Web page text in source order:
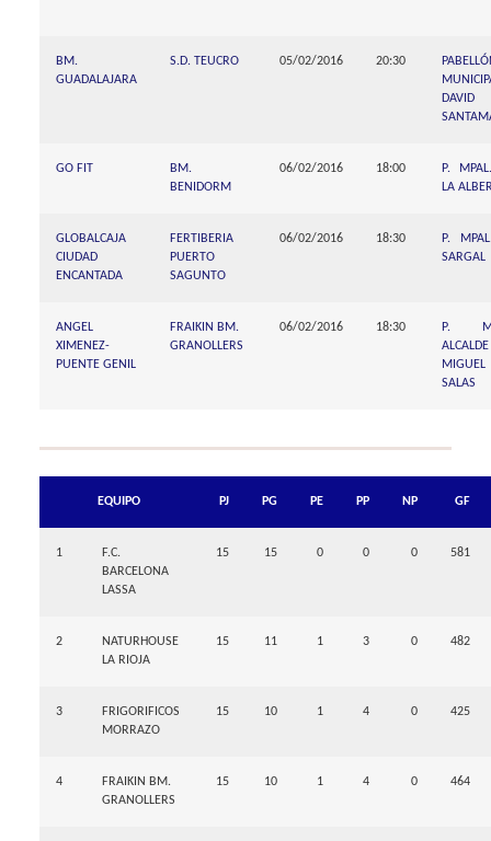
BM.
GUADALAJARA
S.D. TEUCRO 05/02/2016 20:30
DAVID
GO FIT
BM.
BENIDORM
06/02/2016 18:00
P.
LA
GLOBALCAJA
CIUDAD
ENCANTADA
FERTIBERIA
PUERTO
SAGUNTO
06/02/2016 18:30
P.
SARGAL
ANGEL
XIMENEZ-
PUENTE GENIL
FRAIKIN BM.
GRANOLLERS
06/02/2016 18:30
P.
ALCALDE
MIGUEL
SALAS
EQUIPO PJ PG PE PP NP GF
1
F.C.
BARCELONA
LASSA
15 15 0 0 0 581
2
NATURHOUSE
LA RIOJA
15 11 1 3 0 482
3
FRIGORIFICOS
MORRAZO
15 10 1 4 0 425
4
FRAIKIN BM.
GRANOLLERS
15 10 1 4 0 464